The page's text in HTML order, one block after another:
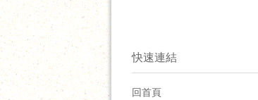
快速連結
回首頁